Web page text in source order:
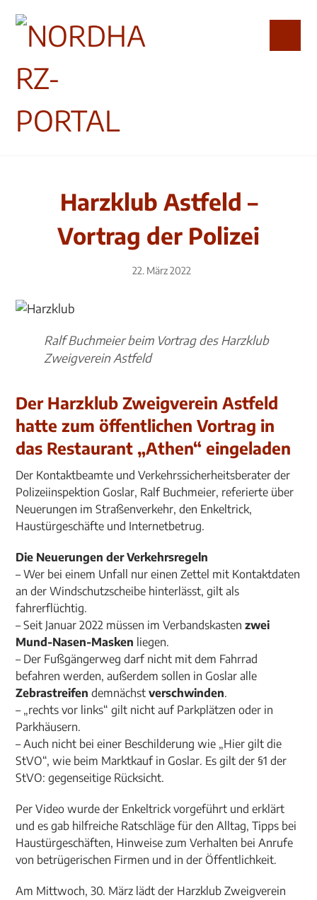
Harzklub Astfeld –
Vortrag der Polizei
22. März 2022
Ralf Buchmeier beim Vortrag des Harzklub
Zweigverein Astfeld
Der Harzklub Zweigverein Astfeld
hatte zum öffentlichen Vortrag in
das Restaurant „Athen“ eingeladen
Der Kontaktbeamte und Verkehrssicherheitsberater der
Polizeiinspektion Goslar, Ralf Buchmeier, referierte über
Neuerungen im Straßenverkehr, den Enkeltrick,
Haustürgeschäfte und Internetbetrug.
Die Neuerungen der Verkehrsregeln
– Wer bei einem Unfall nur einen Zettel mit Kontaktdaten
an der Windschutzscheibe hinterlässt, gilt als
fahrerflüchtig.
– Seit Januar 2022 müssen im Verbandskastenzwei
Mund-Nasen-Masken liegen.
– Der Fußgängerweg darf nicht mit dem Fahrrad
befahren werden, außerdem sollen in Goslar alle
Zebrastreifen demnächst verschwinden.
– „rechts vor links“ gilt nicht auf Parkplätzen oder in
Parkhäusern.
– Auch nicht bei einer Beschilderung wie „Hier gilt die
StVO“, wie beim Marktkauf in Goslar. Es gilt der §1 der
StVO: gegenseitige Rücksicht.
Per Video wurde der Enkeltrick vorgeführt und erklärt
und es gab hilfreiche Ratschläge für den Alltag, Tipps bei
Haustürgeschäften, Hinweise zum Verhalten bei Anrufe
von betrügerischen Firmen und in der Öffentlichkeit.
Am Mittwoch, 30. März lädt der Harzklub Zweigverein